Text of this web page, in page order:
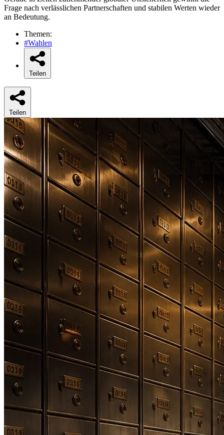
Frage nach verlässlichen Partnerschaften und stabilen Werten wieder
an Bedeutung.
Themen:
#Wahlen
Teilen
Teilen